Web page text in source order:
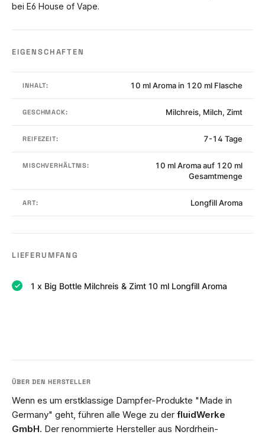
bei E6 House of Vape.
EIGENSCHAFTEN
INHALT: 10 ml Aroma in 120 ml Flasche
GESCHMACK: Milchreis, Milch, Zimt
REIFEZEIT: 7-14 Tage
MISCHVERHÄLTNIS:
10 ml Aroma auf 120 ml
Gesamtmenge
ART: Longfill Aroma
LIEFERUMFANG
1 x Big Bottle Milchreis & Zimt 10 ml Longfill Aroma
Wenn es um erstklassige Dampfer-Produkte "Made in
Germany" geht, führen alle Wege zu der fluidWerke
GmbH. Der renommierte Hersteller aus Nordrhein-